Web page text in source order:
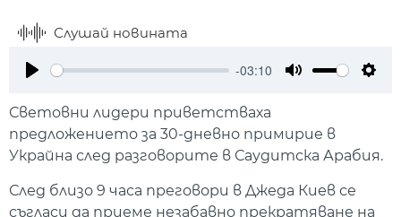
Слушай новината
-03:10
Световни лидери приветстваха
предложението за 30-дневно примирие в
Украйна след разговорите в Саудитска Арабия.
След близо 9 часа преговори в Джеда Киев се
съгласи да приеме незабавно прекратяване на